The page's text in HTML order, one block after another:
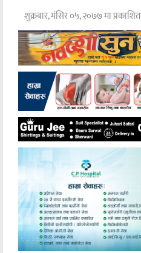
शुक्रबार, मंसिर ०५, २०७७ मा प्रकाशित